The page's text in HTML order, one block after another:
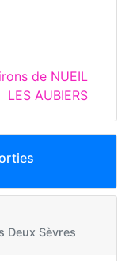
de NUEIL
LES AUBIERS
Deux Sèvres